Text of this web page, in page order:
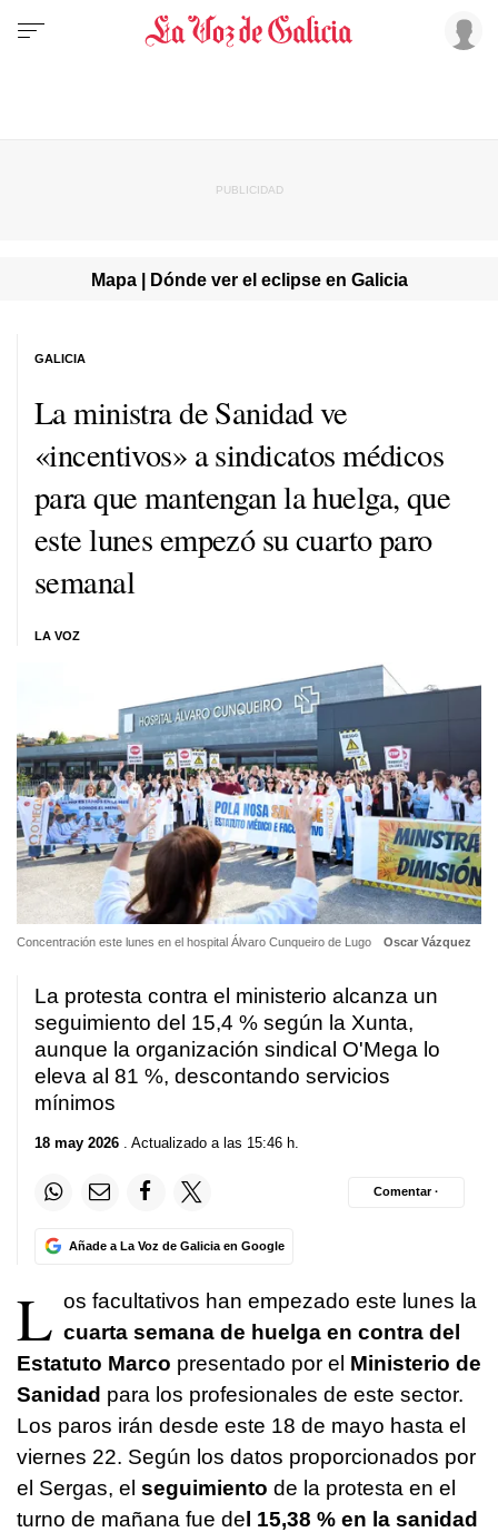
Mapa | Dónde ver el eclipse en Galicia
La ministra de Sanidad ve
«incentivos» a sindicatos médicos
para que mantengan la huelga, que
este lunes empezó su cuarto paro
semanal
LA VOZ
GALICIA
Concentración este lunes en el hospital Álvaro Cunqueiro de Lugo Oscar Vázquez
La protesta contra el ministerio alcanza un
seguimiento del 15,4 % según la Xunta,
aunque la organización sindical O'Mega lo
eleva al 81 %, descontando servicios
mínimos
18 may 2026 . Actualizado a las 15:46 h.
Añade a La Voz de Galicia en Google
Comentar ·
L os facultativos han empezado este lunes la
cuarta semana de huelga en contra del
Estatuto Marco presentado por el Ministerio de
Sanidad para los profesionales de este sector.
Los paros irán desde este 18 de mayo hasta el
viernes 22. Según los datos proporcionados por
el Sergas, el seguimiento de la protesta en el
turno de mañana fue del 15,38 % en la sanidad